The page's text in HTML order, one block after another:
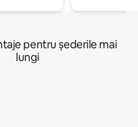
pentru șederile mai
lungi